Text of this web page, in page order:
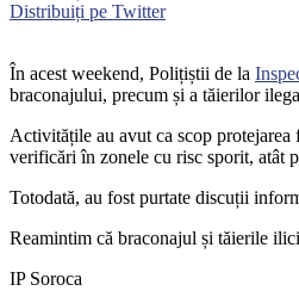
Distribuiți pe Twitter
În acest weekend, Polițiștii de la
braconajului, precum și a tăierilor
Activitățile au avut ca scop
verificări în zonele cu risc sporit, atât
Totodată, au fost purtate discuții
Reamintim că braconajul și tăierile
IP Soroca